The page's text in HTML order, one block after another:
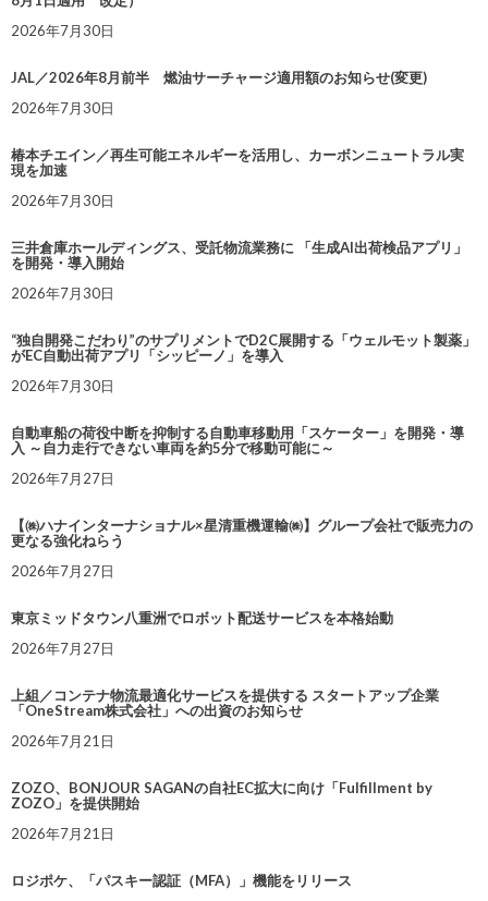
2026年7月30日
JAL／2026年8月前半 燃油サーチャージ適用額のお知らせ(変更)
2026年7月30日
椿本チエイン／再生可能エネルギーを活用し、カーボンニュートラル実
現を加速
2026年7月30日
三井倉庫ホールディングス、受託物流業務に 「生成AI出荷検品アプリ」
を開発・導入開始
2026年7月30日
“独自開発こだわり”のサプリメントでD2C展開する「ウェルモット製薬」
がEC自動出荷アプリ「シッピーノ」を導入
2026年7月30日
自動車船の荷役中断を抑制する自動車移動用「スケーター」を開発・導
入 ～自力走行できない車両を約5分で移動可能に～
2026年7月27日
【㈱ハナインターナショナル×星清重機運輸㈱】グループ会社で販売力の
更なる強化ねらう
2026年7月27日
東京ミッドタウン八重洲でロボット配送サービスを本格始動
2026年7月27日
上組／コンテナ物流最適化サービスを提供する スタートアップ企業
「OneStream株式会社」への出資のお知らせ
2026年7月21日
ZOZO、BONJOUR SAGANの自社EC拡大に向け「Fulfillment by
ZOZO」を提供開始
2026年7月21日
ロジポケ、「パスキー認証（MFA）」機能をリリース